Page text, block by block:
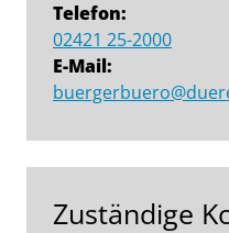
Telefon:
02421 25-2000
E-Mail:
Zuständige